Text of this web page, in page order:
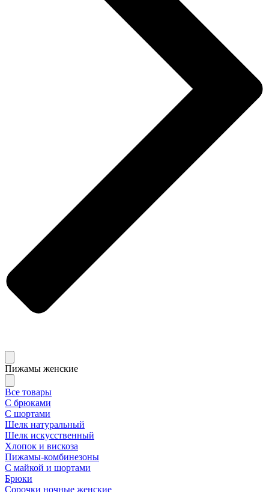
Пижамы женские
Все товары
С брюками
С шортами
Шелк натуральный
Шелк искусственный
Хлопок и вискоза
Пижамы-комбинезоны
С майкой и шортами
Брюки
Сорочки ночные женские